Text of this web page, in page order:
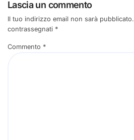
Lascia un commento
Il tuo indirizzo email non sarà pubblicato.
contrassegnati *
Commento *